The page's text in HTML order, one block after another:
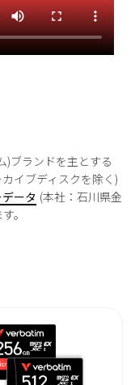
)ブランドを主とする
イブディスクを除く)
ータ (本社：石川県金
。